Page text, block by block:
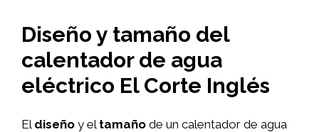
Diseño y tamaño del
calentador de agua
eléctrico El Corte Inglés
El diseño y el tamaño de un calentador de agua